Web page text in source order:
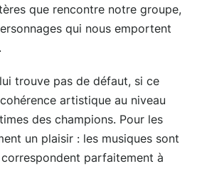
que rencontre notre groupe,
qui nous emportent
trouve pas de défaut, si ce
artistique au niveau
des champions. Pour les
un plaisir : les musiques sont
parfaitement à